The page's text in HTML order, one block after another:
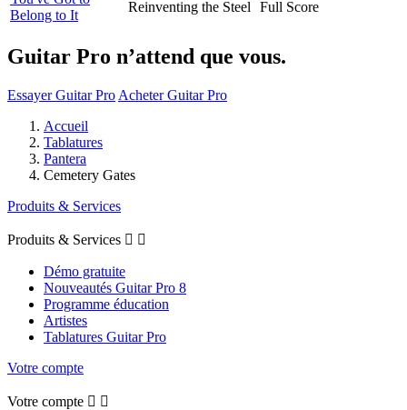
Belong to It
Reinventing the Steel Full Score
Guitar Pro n’attend que vous.
Essayer Guitar Pro Acheter Guitar Pro
Accueil
Tablatures
Pantera
Cemetery Gates
Produits & Services
Produits & Services  
Démo gratuite
Nouveautés Guitar Pro 8
Programme éducation
Artistes
Tablatures Guitar Pro
Votre compte
Votre compte  